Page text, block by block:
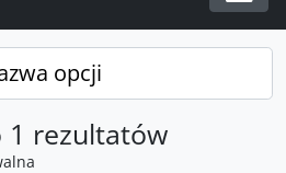
opcji
1 rezultatów